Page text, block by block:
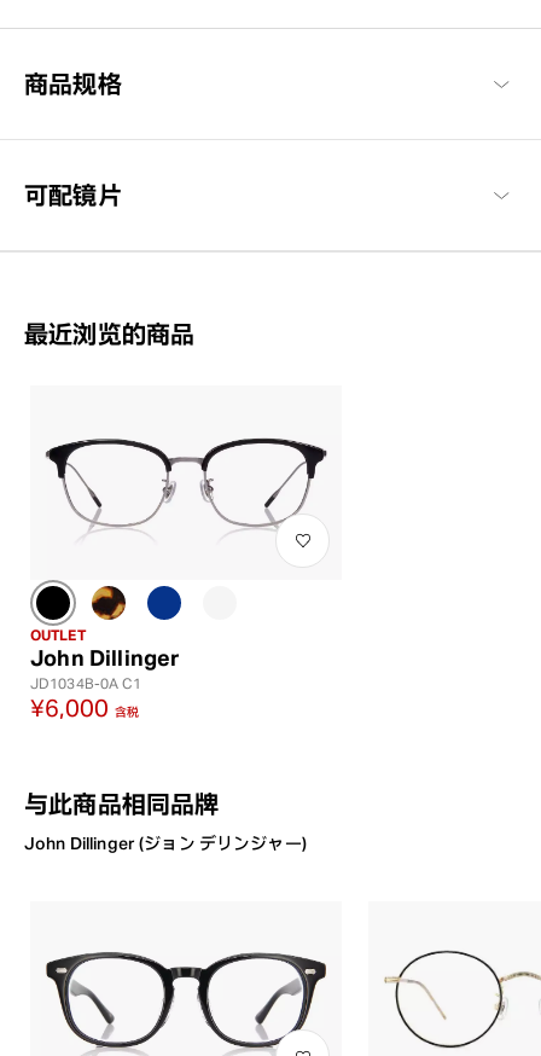
商品规格
可配镜片
最近浏览的商品
OUTLET
John Dillinger
JD1034B-0A C1
¥6,000 含税
与此商品相同品牌
John Dillinger (ジョン デリンジャー)